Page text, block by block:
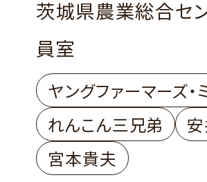
石川県 有限会
善成さん
稲敷市 株式会
本 貴夫さん
茨城県農業総合
員室
ヤングファーマーズ
れんこん三兄弟
宮本貴夫